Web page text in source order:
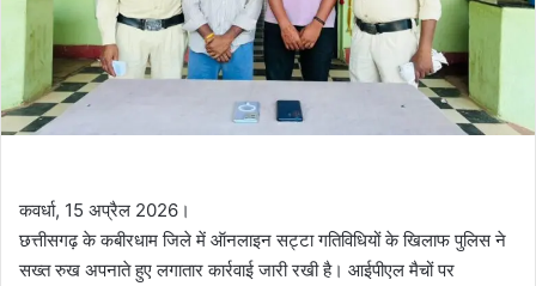
कवर्धा, 15 अप्रैल 2026।
छत्तीसगढ़ के कबीरधाम जिले में ऑनलाइन सट्टा गतिविधियों के खिलाफ पुलिस ने
सख्त रुख अपनाते हुए लगातार कार्रवाई जारी रखी है। आईपीएल मैचों पर